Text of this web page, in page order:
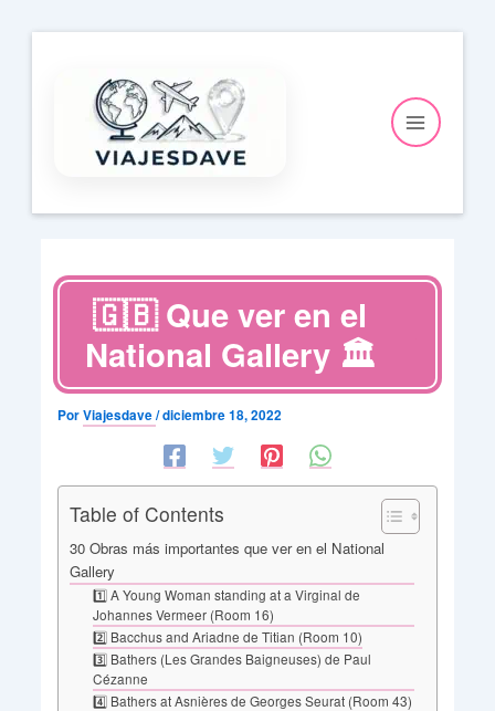
contenido
🇬🇧 Que ver en el
National Gallery 🏛️
PorViajesdave/diciembre 18, 2022
Table of Contents
30 Obras más importantes que ver en el National
Gallery
1️⃣ A Young Woman standing at a Virginal de
Johannes Vermeer (Room 16)
2️⃣ Bacchus and Ariadne de Titian (Room 10)
3️⃣ Bathers (Les Grandes Baigneuses) de Paul
Cézanne
4️⃣ Bathers at Asnières de Georges Seurat (Room 43)